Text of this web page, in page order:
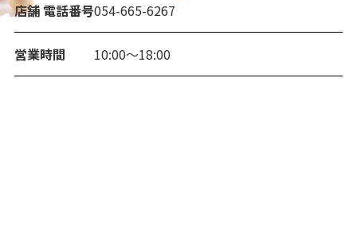
店舗 電話番号054-665-6267
営業時間 10:00～18:00